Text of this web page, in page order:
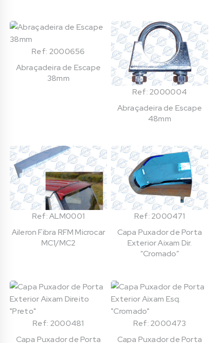
Ref: 2000656
Abraçadeira de Escape
38mm
Ref: 2000004
Abraçadeira de Escape
48mm
Ref: ALM0001
Aileron Fibra RFM Microcar
MC1/MC2
Ref: 2000471
Capa Puxador de Porta
Exterior Aixam Dir.
“Cromado”
Ref: 2000481
Capa Puxador de Porta
Ref: 2000473
Capa Puxador de Porta